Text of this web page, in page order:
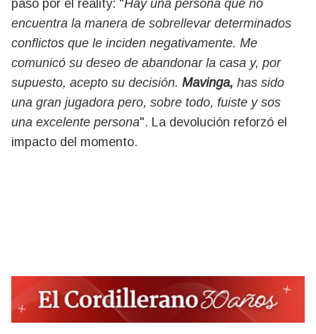
paso por el reality: "Hay una persona que no
encuentra la manera de sobrellevar determinados
conflictos que le inciden negativamente. Me
comunicó su deseo de abandonar la casa y, por
supuesto, acepto su decisión. Mavinga, has sido
una gran jugadora pero, sobre todo, fuiste y sos
una excelente persona". La devolución reforzó el
impacto del momento.